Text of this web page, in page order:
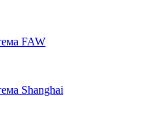
FAW
Shanghai